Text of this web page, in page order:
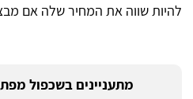
להיות שווה את המחיר שלה אם
מתעניינים בשכפול